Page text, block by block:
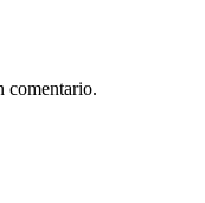
comentario.